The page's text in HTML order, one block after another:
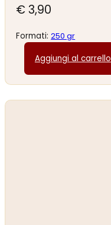
€3,90
Formati:250 gr
Aggiungi al carrello